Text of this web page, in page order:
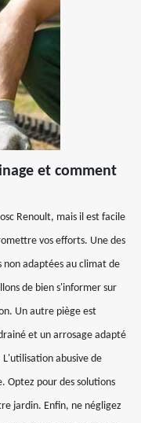
et comment
Renoult, mais il est facile
vos efforts. Une des
non adaptées au climat de
de bien s'informer sur
Un autre piège est
et un arrosage adapté
abusive de
Optez pour des solutions
jardin. Enfin, ne négligez